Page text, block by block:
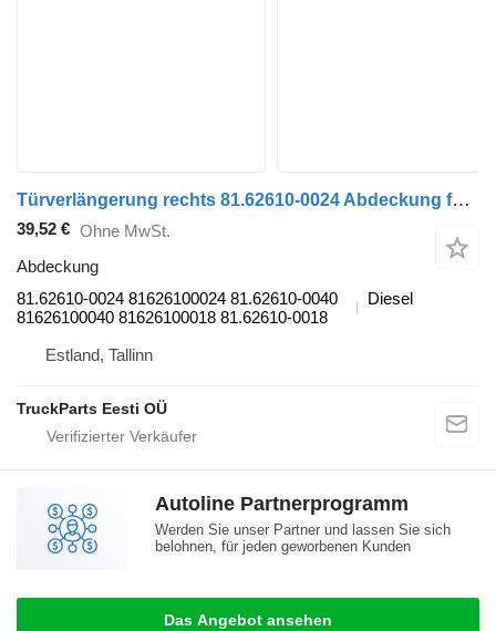
Türverlängerung rechts 81.62610-0024 Abdeckung für MAN TGL, TGM, TGS, TGX (2005-2021) Sattelzugmaschine
39,52 € Ohne MwSt.
Abdeckung
81.62610-0024 81626100024 81.62610-0040
81626100040 81626100018 81.62610-0018
Diesel
Estland, Tallinn
TruckParts Eesti OÜ
Autoline Partnerprogramm
Werden Sie unser Partner und lassen Sie sich
belohnen, für jeden geworbenen Kunden
Das Angebot ansehen